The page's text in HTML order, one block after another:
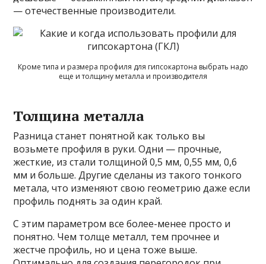
— отечественные производители.
Кроме типа и размера профиля для гипсокартона выбрать надо
еще и толщину металла и производителя
Толщина металла
Разница станет понятной как только вы
возьмете профиля в руки. Одни — прочные,
жесткие, из стали толщиной 0,5 мм, 0,55 мм, 0,6
мм и больше. Другие сделаны из такого тонкого
метала, что изменяют свою геометрию даже если
профиль поднять за один край.
С этим параметром все более-менее просто и
понятно. Чем толще металл, тем прочнее и
жестче профиль, но и цена тоже выше.